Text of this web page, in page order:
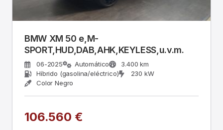
BMW XM 50 e,M-
SPORT,HUD,DAB,AHK,KEYLESS,u.v.m.
06-2025 Automático
3.400 km
Híbrido (gasolina/eléctrico)
230 kW
Color Negro
106.560 €